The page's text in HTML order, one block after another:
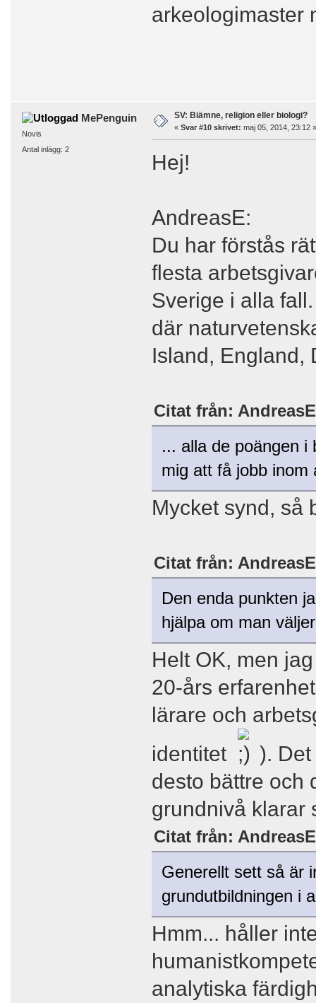
arkeologimaster
MePenguin
Novis
Antal inlägg: 2
SV: Biämne, religion eller biologi?
« Svar #10 skrivet: maj 05, 2014, 23:12 »
Hej!
AndreasE:
Du har förstås
flesta
Sverige i alla
där
Island, England,
Citat från:
... alla de poängen i
mig att få jobb inom
Mycket synd, så
Citat från:
Den enda punkten
hjälpa om man
Helt OK, men
20-års
lärare och
identitet
).
desto bättre och
grundnivå klarar
Citat från:
Generellt sett så är
grundutbildningen i
Hmm... håller
analytiska